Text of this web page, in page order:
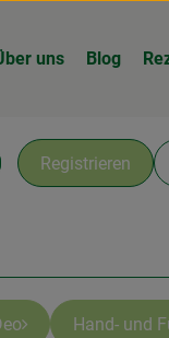
uns Blog
Registrieren
Hand- und